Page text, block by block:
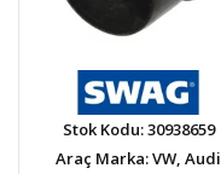
Stok Kodu: 30938659
Araç Marka: VW, Audi